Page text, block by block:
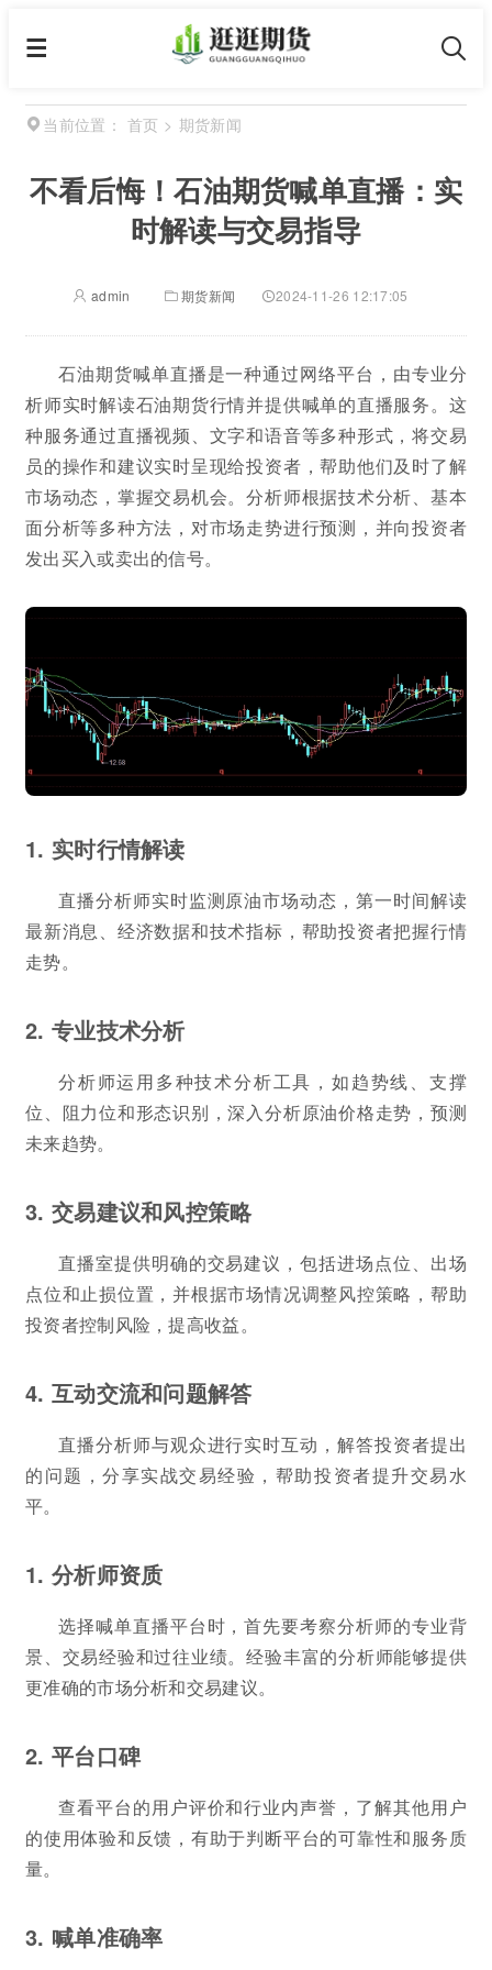
当前位置： 首页 > 期货新闻
不看后悔！石油期货喊单直播：实
时解读与交易指导
admin 期货新闻 2024-11-26 12:17:05
石油期货喊单直播是一种通过网络平台，由专业分
析师实时解读石油期货行情并提供喊单的直播服务。这
种服务通过直播视频、文字和语音等多种形式，将交易
员的操作和建议实时呈现给投资者，帮助他们及时了解
市场动态，掌握交易机会。分析师根据技术分析、基本
面分析等多种方法，对市场走势进行预测，并向投资者
发出买入或卖出的信号。
1. 实时行情解读
直播分析师实时监测原油市场动态，第一时间解读
最新消息、经济数据和技术指标，帮助投资者把握行情
走势。
2. 专业技术分析
分析师运用多种技术分析工具，如趋势线、支撑
位、阻力位和形态识别，深入分析原油价格走势，预测
未来趋势。
3. 交易建议和风控策略
直播室提供明确的交易建议，包括进场点位、出场
点位和止损位置，并根据市场情况调整风控策略，帮助
投资者控制风险，提高收益。
4. 互动交流和问题解答
直播分析师与观众进行实时互动，解答投资者提出
的问题，分享实战交易经验，帮助投资者提升交易水
平。
1. 分析师资质
选择喊单直播平台时，首先要考察分析师的专业背
景、交易经验和过往业绩。经验丰富的分析师能够提供
更准确的市场分析和交易建议。
2. 平台口碑
查看平台的用户评价和行业内声誉，了解其他用户
的使用体验和反馈，有助于判断平台的可靠性和服务质
量。
3. 喊单准确率